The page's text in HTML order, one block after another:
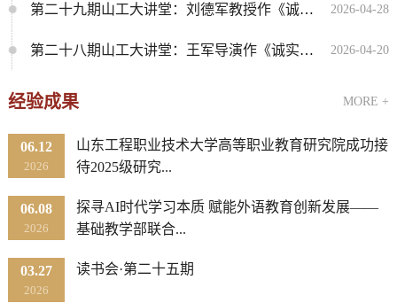
2026-04-28
第二十九期山工大讲堂：刘德军教授作《诚信是人生的通行证》...
2026-04-20
第二十八期山工大讲堂：王军导演作《诚实守信 立德修身 从<应...
经验成果 MORE +
06.12
2026
山东工程职业技术大学高等职业教育研究院成功接
待2025级研究...
06.08
2026
探寻AI时代学习本质 赋能外语教育创新发展——
基础教学部联合...
03.27
2026
读书会·第二十五期